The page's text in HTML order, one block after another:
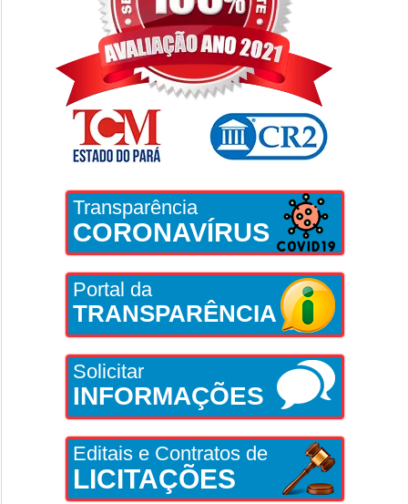
Transparência
CORONAVÍRUS
Portal da
TRANSPARÊNCIA
Solicitar
INFORMAÇÕES
Editais e Contratos de
LICITAÇÕES